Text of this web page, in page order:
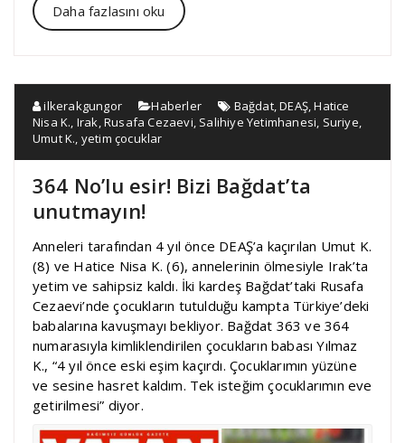
Daha fazlasını oku
ilkerakgungor Haberler Bağdat,DEAŞ,Hatice
Nisa K., Irak,Rusafa Cezaevi, Salihiye Yetimhanesi, Suriye,
Umut K., yetim çocuklar
364 No’lu esir! Bizi Bağdat’ta
unutmayın!
Anneleri tarafından 4 yıl önce DEAŞ’a kaçırılan Umut K.
(8) ve Hatice Nisa K. (6), annelerinin ölmesiyle Irak’ta
yetim ve sahipsiz kaldı. İki kardeş Bağdat’taki Rusafa
Cezaevi’nde çocukların tutulduğu kampta Türkiye’deki
babalarına kavuşmayı bekliyor. Bağdat 363 ve 364
numarasıyla kimliklendirilen çocukların babası Yılmaz
K., “4 yıl önce eski eşim kaçırdı. Çocuklarımın yüzüne
ve sesine hasret kaldım. Tek isteğim çocuklarımın eve
getirilmesi” diyor.